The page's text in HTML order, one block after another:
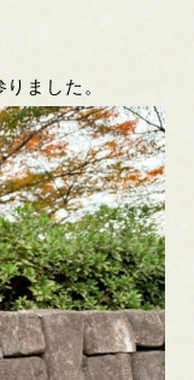
ました。